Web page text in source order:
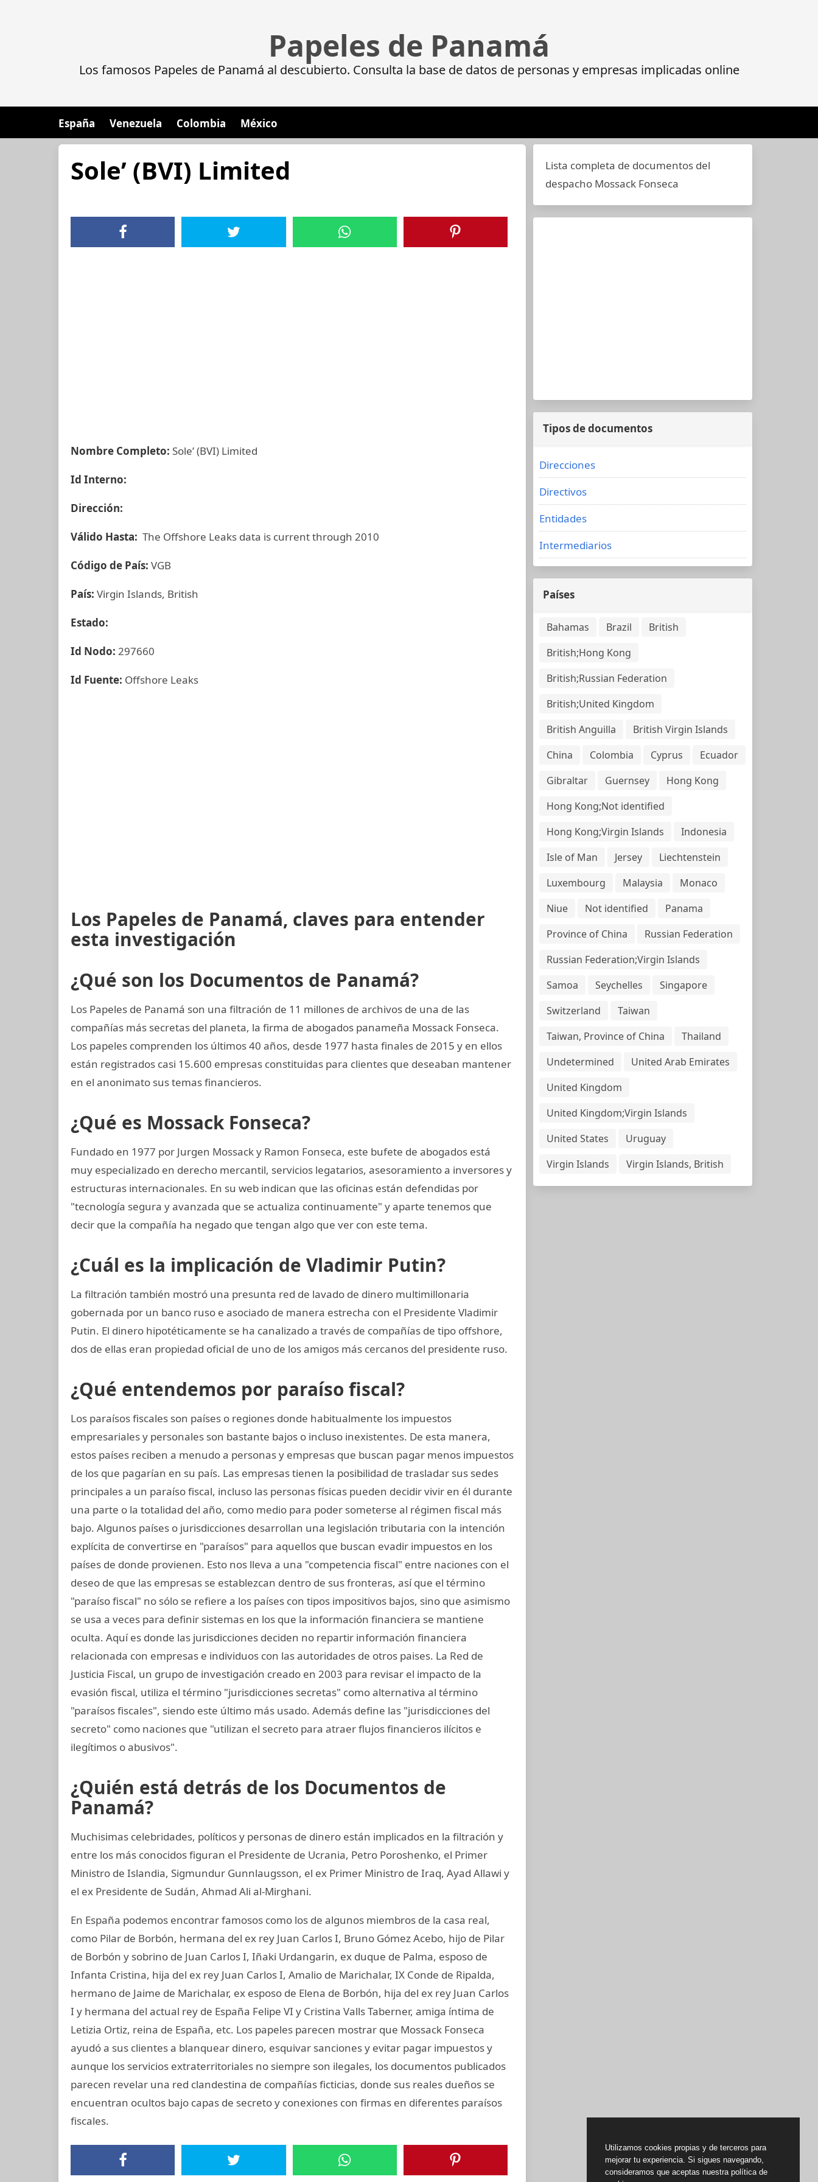
Papeles de Panamá
Los famosos Papeles de Panamá al descubierto. Consulta la base de datos de personas y empresas implicadas online
España Venezuela Colombia México
Sole’ (BVI) Limited
Nombre Completo: Sole’ (BVI) Limited
Id Interno:
Dirección:
Válido Hasta: The Offshore Leaks data is current through 2010
Código de País: VGB
País: Virgin Islands, British
Estado:
Id Nodo: 297660
Id Fuente: Offshore Leaks
Los Papeles de Panamá, claves para entender
esta investigación
¿Qué son los Documentos de Panamá?
Los Papeles de Panamá son una filtración de 11 millones de archivos de una de las
compañías más secretas del planeta, la firma de abogados panameña Mossack Fonseca.
Los papeles comprenden los últimos 40 años, desde 1977 hasta finales de 2015 y en ellos
están registrados casi 15.600 empresas constituidas para clientes que deseaban mantener
en el anonimato sus temas financieros.
¿Qué es Mossack Fonseca?
Fundado en 1977 por Jurgen Mossack y Ramon Fonseca, este bufete de abogados está
muy especializado en derecho mercantil, servicios legatarios, asesoramiento a inversores y
estructuras internacionales. En su web indican que las oficinas están defendidas por
"tecnología segura y avanzada que se actualiza continuamente" y aparte tenemos que
decir que la compañía ha negado que tengan algo que ver con este tema.
¿Cuál es la implicación de Vladimir Putin?
La filtración también mostró una presunta red de lavado de dinero multimillonaria
gobernada por un banco ruso e asociado de manera estrecha con el Presidente Vladimir
Putin. El dinero hipotéticamente se ha canalizado a través de compañías de tipo offshore,
dos de ellas eran propiedad oficial de uno de los amigos más cercanos del presidente ruso.
¿Qué entendemos por paraíso fiscal?
Los paraísos fiscales son países o regiones donde habitualmente los impuestos
empresariales y personales son bastante bajos o incluso inexistentes. De esta manera,
estos países reciben a menudo a personas y empresas que buscan pagar menos impuestos
de los que pagarían en su país. Las empresas tienen la posibilidad de trasladar sus sedes
principales a un paraíso fiscal, incluso las personas físicas pueden decidir vivir en él durante
una parte o la totalidad del año, como medio para poder someterse al régimen fiscal más
bajo. Algunos países o jurisdicciones desarrollan una legislación tributaria con la intención
explícita de convertirse en "paraísos" para aquellos que buscan evadir impuestos en los
países de donde provienen. Esto nos lleva a una "competencia fiscal" entre naciones con el
deseo de que las empresas se establezcan dentro de sus fronteras, así que el término
"paraíso fiscal" no sólo se refiere a los países con tipos impositivos bajos, sino que asimismo
se usa a veces para definir sistemas en los que la información financiera se mantiene
oculta. Aquí es donde las jurisdicciones deciden no repartir información financiera
relacionada con empresas e individuos con las autoridades de otros paises. La Red de
Justicia Fiscal, un grupo de investigación creado en 2003 para revisar el impacto de la
evasión fiscal, utiliza el término "jurisdicciones secretas" como alternativa al término
"paraísos fiscales", siendo este último más usado. Además define las "jurisdicciones del
secreto" como naciones que "utilizan el secreto para atraer flujos financieros ilícitos e
ilegítimos o abusivos".
¿Quién está detrás de los Documentos de
Panamá?
Muchisimas celebridades, políticos y personas de dinero están implicados en la filtración y
entre los más conocidos figuran el Presidente de Ucrania, Petro Poroshenko, el Primer
Ministro de Islandia, Sigmundur Gunnlaugsson, el ex Primer Ministro de Iraq, Ayad Allawi y
el ex Presidente de Sudán, Ahmad Ali al-Mirghani.
En España podemos encontrar famosos como los de algunos miembros de la casa real,
como Pilar de Borbón, hermana del ex rey Juan Carlos I, Bruno Gómez Acebo, hijo de Pilar
de Borbón y sobrino de Juan Carlos I, Iñaki Urdangarin, ex duque de Palma, esposo de
Infanta Cristina, hija del ex rey Juan Carlos I, Amalio de Marichalar, IX Conde de Ripalda,
hermano de Jaime de Marichalar, ex esposo de Elena de Borbón, hija del ex rey Juan Carlos
I y hermana del actual rey de España Felipe VI y Cristina Valls Taberner, amiga íntima de
Letizia Ortiz, reina de España, etc. Los papeles parecen mostrar que Mossack Fonseca
ayudó a sus clientes a blanquear dinero, esquivar sanciones y evitar pagar impuestos y
aunque los servicios extraterritoriales no siempre son ilegales, los documentos publicados
parecen revelar una red clandestina de compañías ficticias, donde sus reales dueños se
encuentran ocultos bajo capas de secreto y conexiones con firmas en diferentes paraísos
fiscales.
Lista completa de documentos del
despacho Mossack Fonseca
Tipos de documentos
Direcciones
Directivos
Entidades
Intermediarios
Países
Bahamas Brazil
British
British;Hong Kong
British;Russian Federation
British;United Kingdom
British Anguilla
British Virgin Islands
China
Colombia Cyprus
Ecuador
Gibraltar
Guernsey
Hong Kong
Hong Kong;Not identified
Hong Kong;Virgin Islands
Indonesia
Isle of Man
Jersey
Liechtenstein
Luxembourg
Malaysia
Monaco
Niue
Not identified
Panama
Province of China
Russian Federation
Russian Federation;Virgin Islands
Samoa
Seychelles
Singapore
Switzerland
Taiwan
Taiwan, Province of China
Thailand
Undetermined
United Arab Emirates
United Kingdom
United Kingdom;Virgin Islands
United States
Uruguay
Virgin Islands
Virgin Islands, British
Utilizamos cookies propias y de terceros para
mejorar tu experiencia. Si sigues navegando,
consideramos que aceptas nuestra política de